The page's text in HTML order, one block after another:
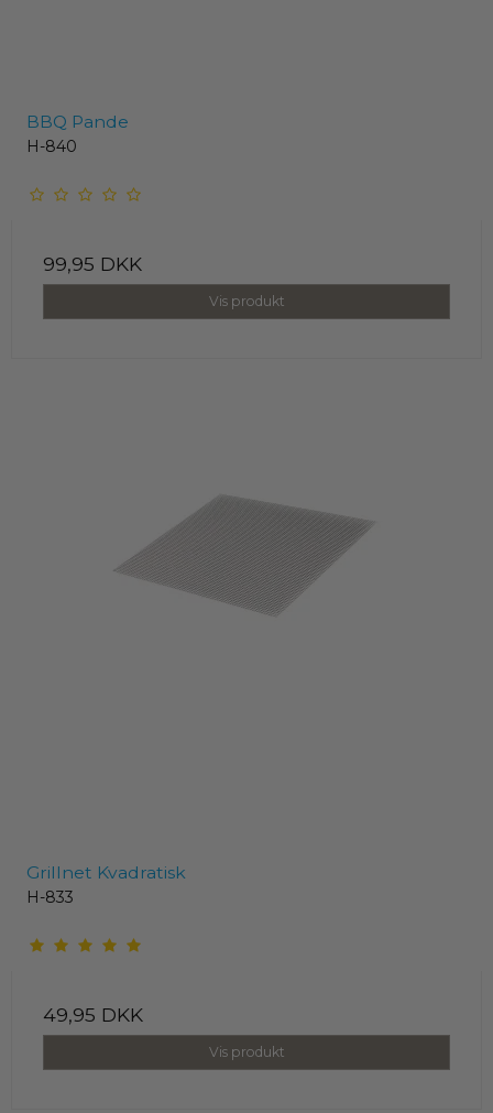
BBQ Pande
H-840
99,95 DKK
Vis produkt
Grillnet Kvadratisk
H-833
49,95 DKK
Vis produkt